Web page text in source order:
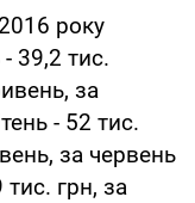
року
39,2 тис.
за
- 52 тис.
за червень
грн, за